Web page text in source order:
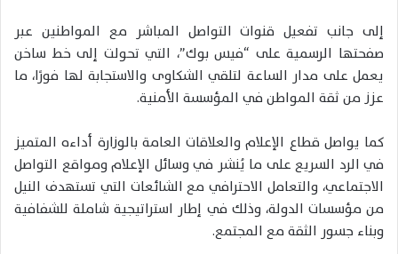
إلى جانب تفعيل قنوات التواصل المباشر مع المواطنين عبر
صفحتها الرسمية على “فيس بوك”، التي تحولت إلى خط ساخن
يعمل على مدار الساعة لتلقي الشكاوى والاستجابة لها فورًا، ما
عزز من ثقة المواطن في المؤسسة الأمنية.
كما يواصل قطاع الإعلام والعلاقات العامة بالوزارة أداءه المتميز
في الرد السريع على ما يُنشر في وسائل الإعلام ومواقع التواصل
الاجتماعي، والتعامل الاحترافي مع الشائعات التي تستهدف النيل
من مؤسسات الدولة، وذلك في إطار استراتيجية شاملة للشفافية
وبناء جسور الثقة مع المجتمع.